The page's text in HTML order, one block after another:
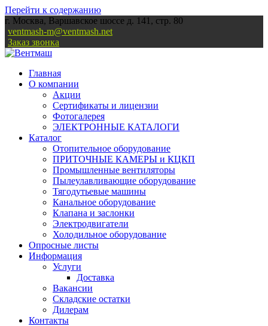
Перейти к содержанию
г. Москва, Варшавское шоссе д. 141, стр. 80
ventmash-m@ventmash.net
Заказ звонка
Главная
О компании
Акции
Сертификаты и лицензии
Фотогалерея
ЭЛЕКТРОННЫЕ КАТАЛОГИ
Каталог
Отопительное оборудование
ПРИТОЧНЫЕ КАМЕРЫ и КЦКП
Промышленные вентиляторы
Пылеулавливающие оборудование
Тягодутьевые машины
Канальное оборудование
Клапана и заслонки
Электродвигатели
Холодильное оборудование
Опросные листы
Информация
Услуги
Доставка
Вакансии
Складские остатки
Дилерам
Контакты